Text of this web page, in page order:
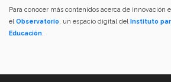
Para conocer más contenidos acerca de innovación
elObservatorio, un espacio digital del Instituto
Educación.